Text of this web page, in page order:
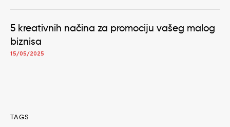
5 kreativnih načina za promociju vašeg malog
biznisa
15/05/2025
TAGS